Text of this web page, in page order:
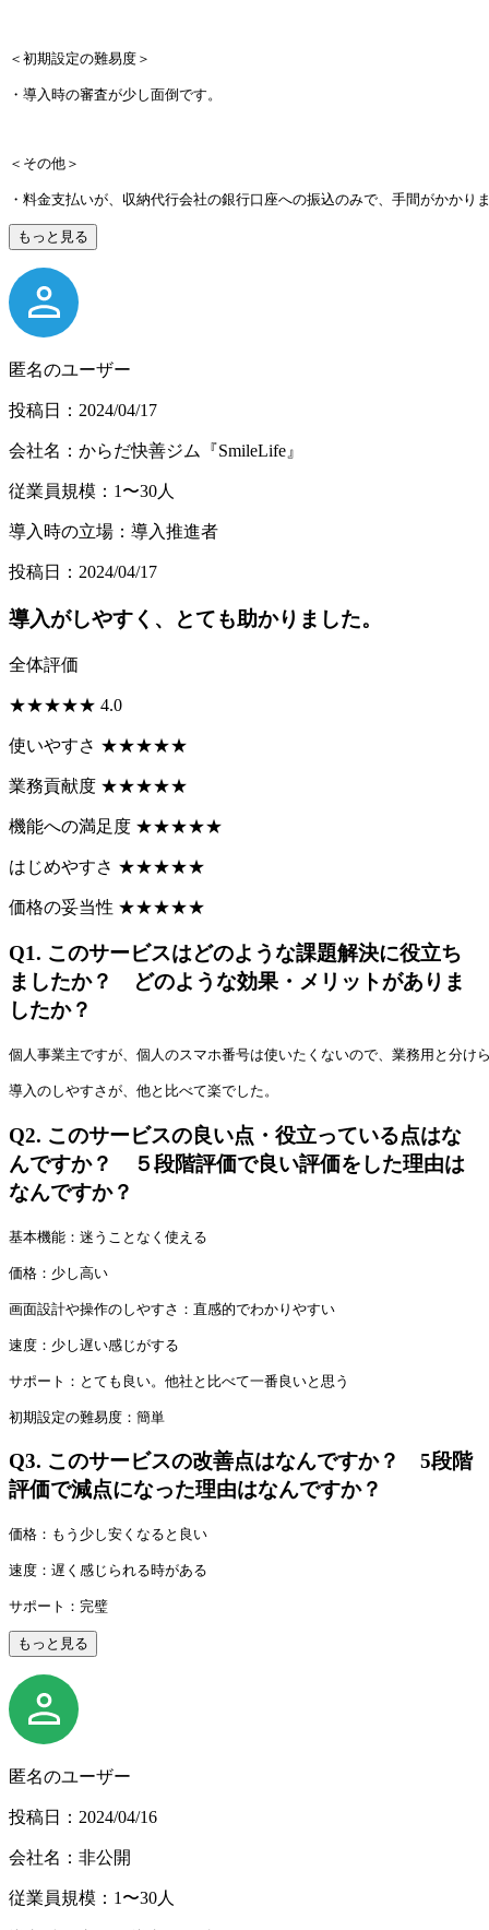
＜初期設定の難易度＞
・導入時の審査が少し面倒です。
＜その他＞
・料金支払いが、収納代行会社の銀行口座への振込のみで、手間がかかり
もっと見る
匿名のユーザー
投稿日：2024/04/17
会社名：からだ快善ジム『SmileLife』
従業員規模：1〜30人
導入時の立場：導入推進者
投稿日：2024/04/17
導入がしやすく、とても助かりました。
全体評価
★★★★★ 4.0
使いやすさ ★★★★★
業務貢献度 ★★★★★
機能への満足度 ★★★★★
はじめやすさ ★★★★★
価格の妥当性 ★★★★★
Q1. このサービスはどのような課題解決に役立ち
ましたか？ どのような効果・メリットがありま
したか？
個人事業主ですが、個人のスマホ番号は使いたくないので、業務用と分け
導入のしやすさが、他と比べて楽でした。
Q2. このサービスの良い点・役立っている点はな
んですか？ ５段階評価で良い評価をした理由は
なんですか？
基本機能：迷うことなく使える
価格：少し高い
画面設計や操作のしやすさ：直感的でわかりやすい
速度：少し遅い感じがする
サポート：とても良い。他社と比べて一番良いと思う
初期設定の難易度：簡単
Q3. このサービスの改善点はなんですか？ 5段階
評価で減点になった理由はなんですか？
価格：もう少し安くなると良い
速度：遅く感じられる時がある
サポート：完璧
もっと見る
匿名のユーザー
投稿日：2024/04/16
会社名：非公開
従業員規模：1〜30人